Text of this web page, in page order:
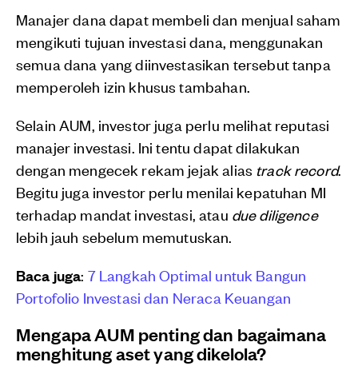
Manajer dana dapat membeli dan menjual saham
mengikuti tujuan investasi dana, menggunakan
semua dana yang diinvestasikan tersebut tanpa
memperoleh izin khusus tambahan.
Selain AUM, investor juga perlu melihat reputasi
manajer investasi. Ini tentu dapat dilakukan
dengan mengecek rekam jejak alias track record.
Begitu juga investor perlu menilai kepatuhan MI
terhadap mandat investasi, atau due diligence
lebih jauh sebelum memutuskan.
Baca juga: 7 Langkah Optimal untuk Bangun
Portofolio Investasi dan Neraca Keuangan
Mengapa AUM penting dan bagaimana
menghitung aset yang dikelola?